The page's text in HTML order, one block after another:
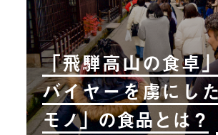
「飛騨高山の食卓
バイヤーを虜にし
モノ」の食品とは？